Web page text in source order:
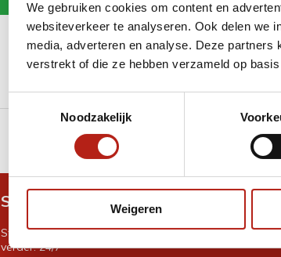
We gebruiken cookies om content en
websiteverkeer te analyseren. Ook delen we
media, adverteren en analyse. Deze
verstrekt of die ze hebben verzameld op
Noodzakelijk
Weigeren
Producten
GRATIS verzending v.a €75
Snel antwoord op je vraag?
Stel je vraag in de chat, en we helpen je graag
verder. 24/7